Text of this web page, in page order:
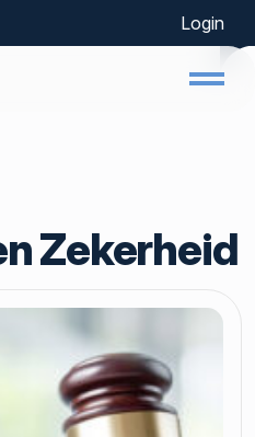
Login
Zekerheid